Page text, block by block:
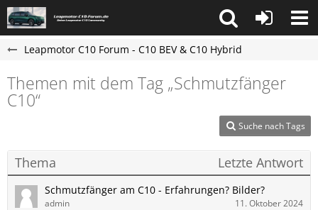
Leapmotor C10 Forum - C10 BEV & C10 Hybrid
Themen mit dem Tag „Schmutzfänger
C10“
Suche nach Tags
Thema Letzte Antwort
Schmutzfänger am C10 - Erfahrungen? Bilder?
admin 11. Oktober 2024